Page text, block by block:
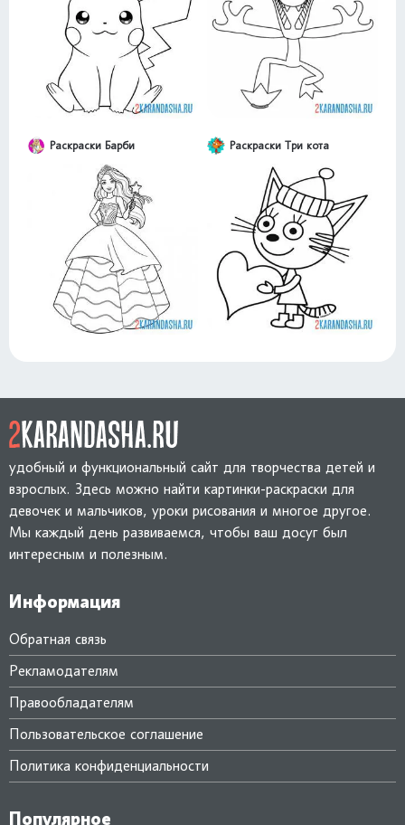
Раскраски Барби Раскраски Три кота
удобный и функциональный сайт для творчества детей и
взрослых. Здесь можно найти картинки-раскраски для
девочек и мальчиков, уроки рисования и многое другое.
Мы каждый день развиваемся, чтобы ваш досуг был
интересным и полезным.
Информация
Обратная связь
Рекламодателям
Правообладателям
Пользовательское соглашение
Политика конфиденциальности
Популярное